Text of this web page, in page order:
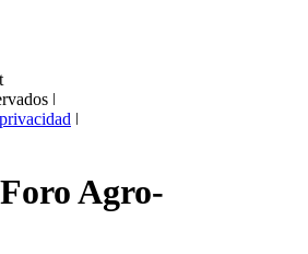
ǀ
ǀ
Agro-